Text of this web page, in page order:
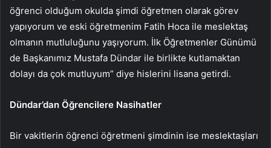
öğrenci olduğum okulda şimdi öğretmen olarak görev
yapıyorum ve eski öğretmenim Fatih Hoca ile meslektaş
olmanın mutluluğunu yaşıyorum. İlk Öğretmenler Günümü
de Başkanımız Mustafa Dündar ile birlikte kutlamaktan
dolayı da çok mutluyum” diye hislerini lisana getirdi.
Dündar’dan Öğrencilere Nasihatler
Bir vakitlerin öğrenci öğretmeni şimdinin ise meslektaşları